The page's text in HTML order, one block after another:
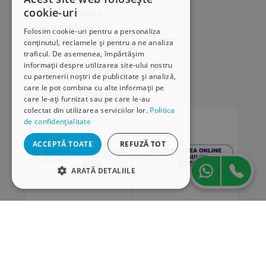
cookie-uri
Folosim cookie-uri pentru a personaliza
conținutul, reclamele și pentru a ne analiza
traficul. De asemenea, împărtășim
informații despre utilizarea site-ului nostru
cu partenerii noștri de publicitate și analiză,
care le pot combina cu alte informații pe
care le-ați furnizat sau pe care le-au
colectat din utilizarea serviciilor lor. Politica
de confidențialitate
ACCEPTĂ TOATE REFUZĂ TOT
ARATĂ DETALIILE
Modalități de plată
Livrarea produselor
SEAP/SICAP
Hartă site
Cariere
Abonare newsletter